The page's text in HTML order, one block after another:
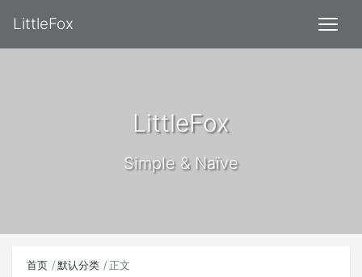
LittleFox
LittleFox
Simple & Naïve
首页 默认分类 正文